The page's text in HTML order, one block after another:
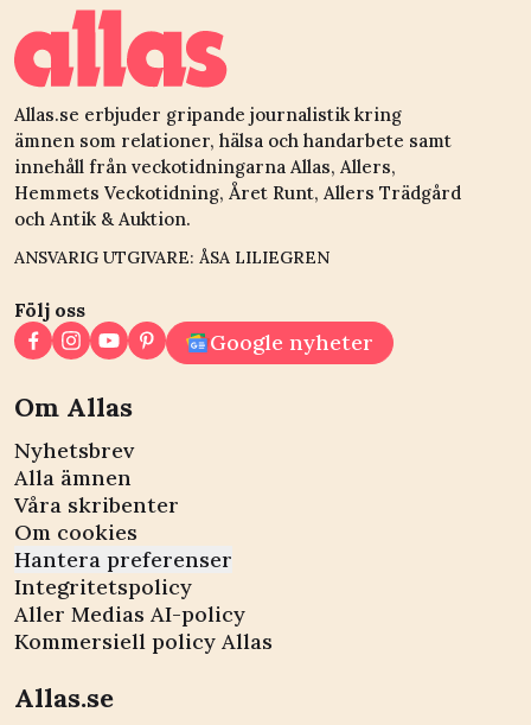
Allas.se erbjuder gripande journalistik kring
ämnen som relationer, hälsa och handarbete samt
innehåll från veckotidningarna Allas, Allers,
Hemmets Veckotidning, Året Runt, Allers Trädgård
och Antik & Auktion.
ANSVARIG UTGIVARE: ÅSA LILIEGREN
Följ oss
Google nyheter
Om Allas
Nyhetsbrev
Alla ämnen
Våra skribenter
Om cookies
Hantera preferenser
Integritetspolicy
Aller Medias AI-policy
Kommersiell policy Allas
Allas.se